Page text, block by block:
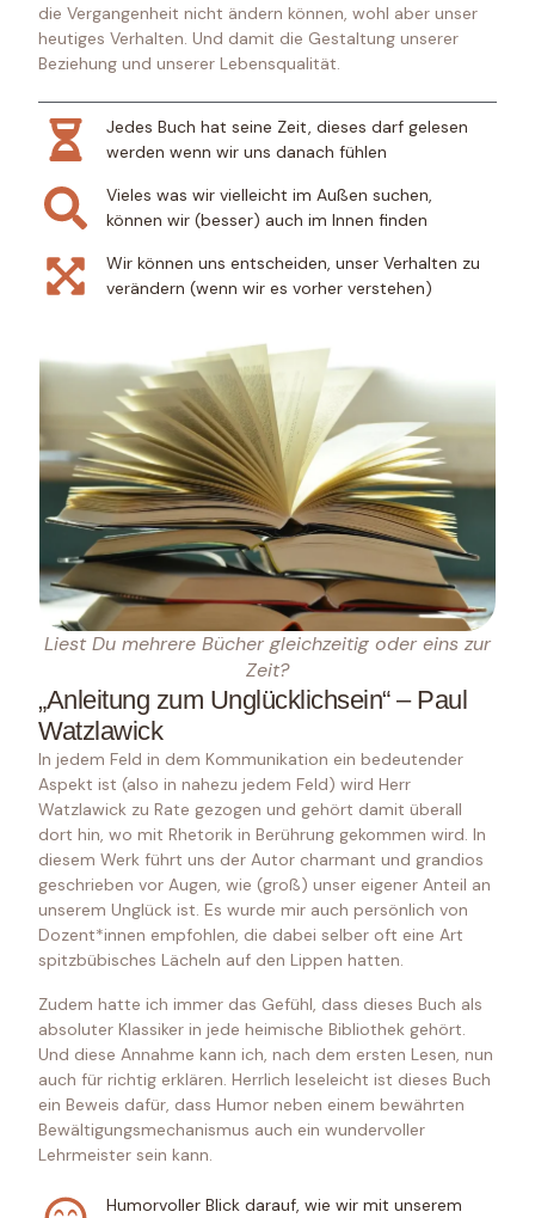
die Vergangenheit nicht ändern können, wohl aber unser
heutiges Verhalten. Und damit die Gestaltung unserer
Beziehung und unserer Lebensqualität.
Jedes Buch hat seine Zeit, dieses darf gelesen
werden wenn wir uns danach fühlen
Vieles was wir vielleicht im Außen suchen,
können wir (besser) auch im Innen finden
Wir können uns entscheiden, unser Verhalten zu
verändern (wenn wir es vorher verstehen)
Liest Du mehrere Bücher gleichzeitig oder eins zur
Zeit?
„Anleitung zum Unglücklichsein“ – Paul
Watzlawick
In jedem Feld in dem Kommunikation ein bedeutender
Aspekt ist (also in nahezu jedem Feld) wird Herr
Watzlawick zu Rate gezogen und gehört damit überall
dort hin, wo mit Rhetorik in Berührung gekommen wird. In
diesem Werk führt uns der Autor charmant und grandios
geschrieben vor Augen, wie (groß) unser eigener Anteil an
unserem Unglück ist. Es wurde mir auch persönlich von
Dozent*innen empfohlen, die dabei selber oft eine Art
spitzbübisches Lächeln auf den Lippen hatten.
Zudem hatte ich immer das Gefühl, dass dieses Buch als
absoluter Klassiker in jede heimische Bibliothek gehört.
Und diese Annahme kann ich, nach dem ersten Lesen, nun
auch für richtig erklären. Herrlich leseleicht ist dieses Buch
ein Beweis dafür, dass Humor neben einem bewährten
Bewältigungsmechanismus auch ein wundervoller
Lehrmeister sein kann.
Humorvoller Blick darauf, wie wir mit unserem